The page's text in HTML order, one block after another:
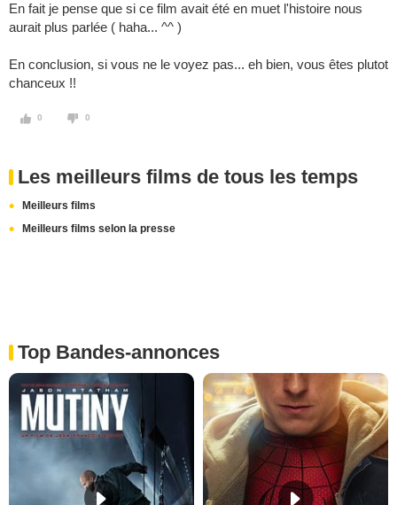
En fait je pense que si ce film avait été en muet l'histoire nous
aurait plus parlée ( haha... ^^ )
En conclusion, si vous ne le voyez pas... eh bien, vous êtes plutot
chanceux !!
0 0
Les meilleurs films de tous les temps
Meilleurs films
Meilleurs films selon la presse
Top Bandes-annonces